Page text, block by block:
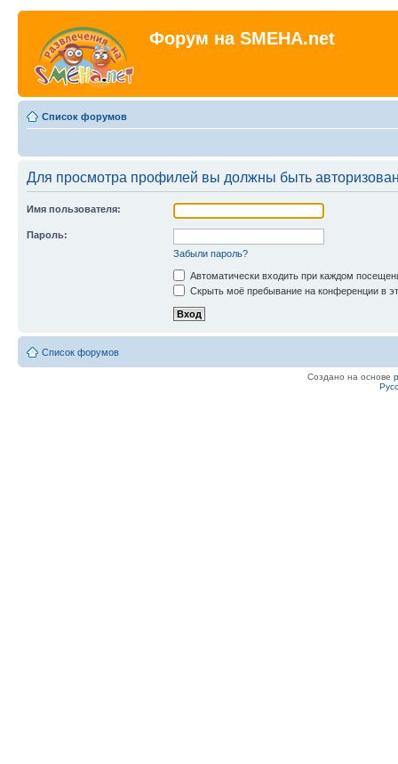
Форум на SMEHA.net
Список форумов
Для просмотра профилей вы должны быть
Имя пользователя:
Пароль:
Забыли пароль?
Автоматически входить при каждом
Скрыть моё пребывание на конференции в
Список форумов
Создано на основе